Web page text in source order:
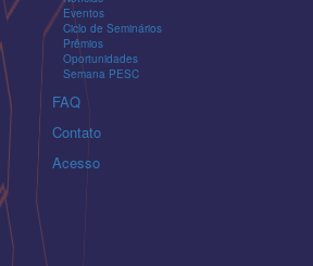
Eventos
Ciclo de Seminários
Prêmios
Oportunidades
Semana PESC
FAQ
Contato
Acesso